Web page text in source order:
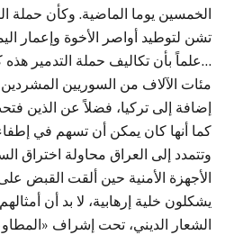
الخمسين يوما الماضية. وكأن حملة
تشن لتوطيد أواصر الأخوة وإعمار
…علماً بأن تكاليف حملة التدمير
مئات الآلاف من السوريين
إضافة إلى تركيا، فضلاً عن الذين
كما أنها كان يمكن أن تسهم في إطفاء
وتتمدد إلى العراق محاولة اختراق
الأجهزة الأمنية حين ألقت القبض
يشكلون خلية إرهابية، لا بد أن
الشعار الديني، تحت إشراف